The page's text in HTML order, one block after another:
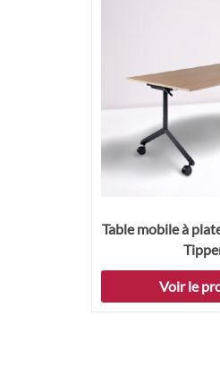
Table mobile à
Voir le